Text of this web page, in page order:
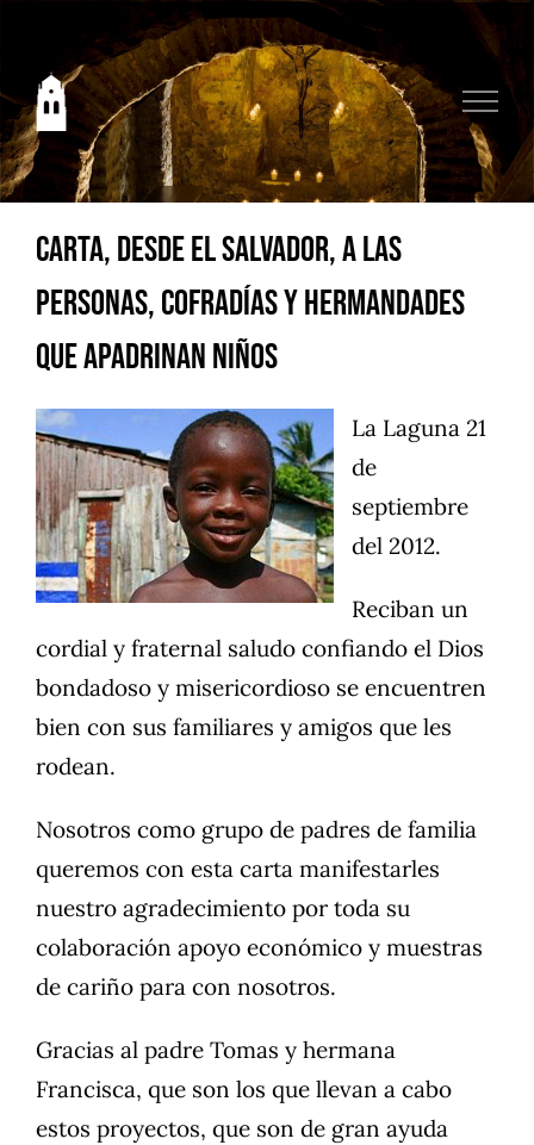
contenido
Carta, desde el Salvador, a las
personas, Cofradías y Hermandades
que apadrinan niños
La Laguna 21
de
septiembre
del 2012.
Reciban un
cordial y fraternal saludo confiando el Dios
bondadoso y misericordioso se encuentren
bien con sus familiares y amigos que les
rodean.
Nosotros como grupo de padres de familia
queremos con esta carta manifestarles
nuestro agradecimiento por toda su
colaboración apoyo económico y muestras
de cariño para con nosotros.
Gracias al padre Tomas y hermana
Francisca, que son los que llevan a cabo
estos proyectos, que son de gran ayuda